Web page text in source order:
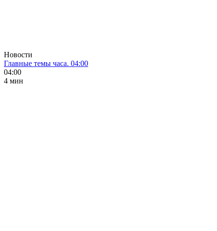
Новости
Главные темы часа. 04:00
04:00
4 мин